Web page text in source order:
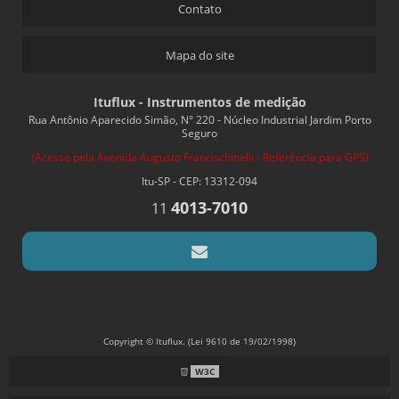
Contato
Mapa do site
Ituflux - Instrumentos de medição
Rua Antônio Aparecido Simão, N° 220 - Núcleo Industrial Jardim Porto
Seguro
(Acesso pela Avenida Augusto Francischinelli - Referência para GPS)
Itu-SP - CEP: 13312-094
11 4013-7010
Copyright © Ituflux. (Lei 9610 de 19/02/1998)
W3C